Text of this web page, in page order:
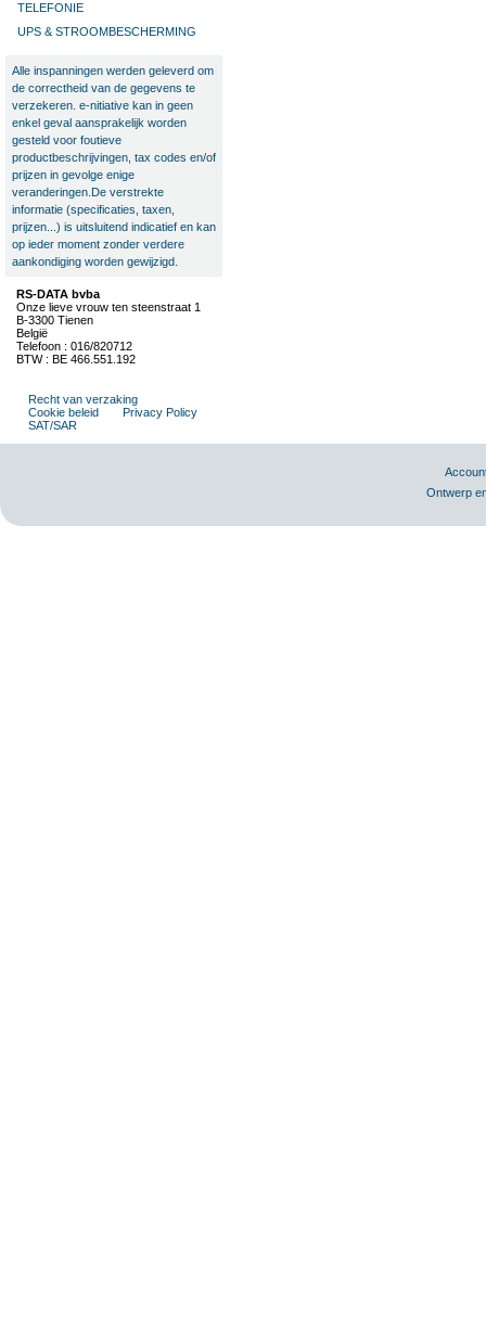
TELEFONIE
UPS & STROOMBESCHERMING
Alle inspanningen werden geleverd om
de correctheid van de gegevens te
verzekeren. e-nitiative kan in geen
enkel geval aansprakelijk worden
gesteld voor foutieve
productbeschrijvingen, tax codes en/of
prijzen in gevolge enige
veranderingen.De verstrekte
informatie (specificaties, taxen,
prijzen...) is uitsluitend indicatief en kan
op ieder moment zonder verdere
aankondiging worden gewijzigd.
RS-DATA bvba
Onze lieve vrouw ten steenstraat 1
B-3300 Tienen
België
Telefoon : 016/820712
BTW : BE 466.551.192
Recht van verzaking
Cookie beleid
Privacy Policy
SAT/SAR
Ontwerp